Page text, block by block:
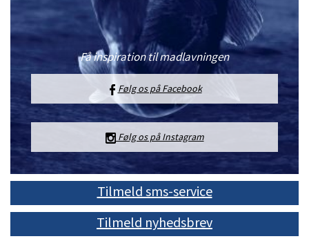
Få inspiration til madlavningen
Følg os på Facebook
Følg os på Instagram
Tilmeld sms-service
Tilmeld nyhedsbrev